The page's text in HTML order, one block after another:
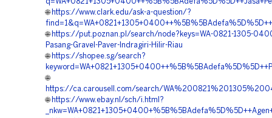
🌐 https://www.clark.edu/ask-a-question/?
🌐 https://put.poznan.pl/search/node?keys=WA-0821-1305-
Pasang-Gravel-Paver-Indragiri-Hilir-Riau
🌐 https://shopee.sg/search?
🌐
https://ca.carousell.com/search/
🌐 https://www.ebay.nl/sch/i.html?